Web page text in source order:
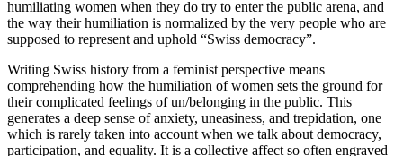
humiliating women when they do try to enter the public arena, and
the way their humiliation is normalized by the very people who are
supposed to represent and uphold “Swiss democracy”.
Writing Swiss history from a feminist perspective means
comprehending how the humiliation of women sets the ground for
their complicated feelings of un/belonging in the public. This
generates a deep sense of anxiety, uneasiness, and trepidation, one
which is rarely taken into account when we talk about democracy,
participation, and equality. It is a collective affect so often engraved